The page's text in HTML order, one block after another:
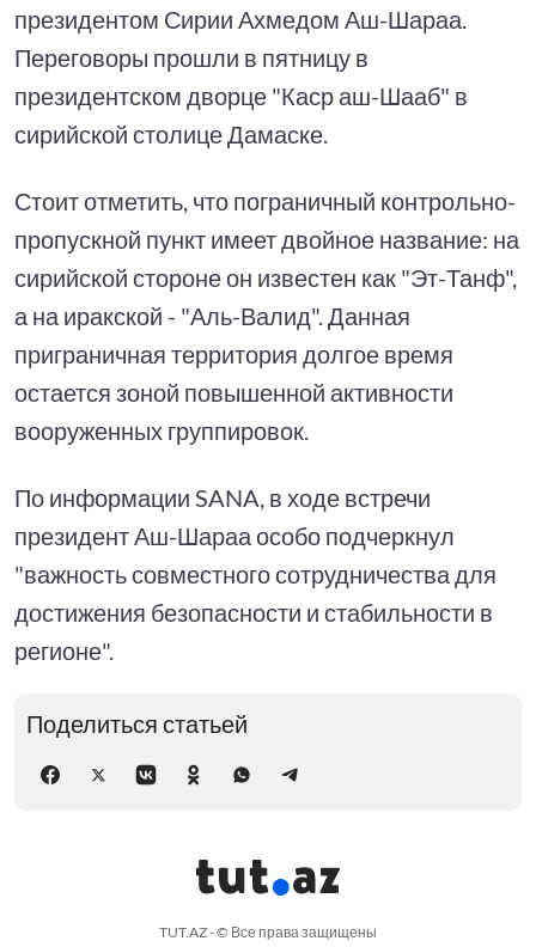
президентом Сирии Ахмедом Аш-Шараа.
Переговоры прошли в пятницу в
президентском дворце "Каср аш-Шааб" в
сирийской столице Дамаске.
Стоит отметить, что пограничный контрольно-
пропускной пункт имеет двойное название: на
сирийской стороне он известен как "Эт-Танф",
а на иракской - "Аль-Валид". Данная
приграничная территория долгое время
остается зоной повышенной активности
вооруженных группировок.
По информации SANA, в ходе встречи
президент Аш-Шараа особо подчеркнул
"важность совместного сотрудничества для
достижения безопасности и стабильности в
регионе".
Поделиться статьей
TUT.AZ - © Все права защищены